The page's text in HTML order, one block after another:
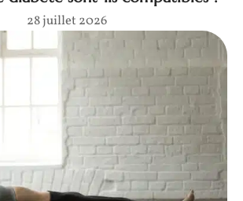
28 juillet 2026